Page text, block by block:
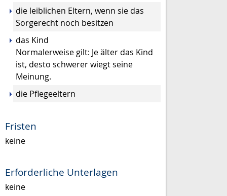
die leiblichen Eltern, wenn sie das
Sorgerecht noch besitzen
das Kind
Normalerweise gilt: Je älter das Kind
ist, desto schwerer wiegt seine
Meinung.
die Pflegeeltern
Fristen
keine
Erforderliche Unterlagen
keine